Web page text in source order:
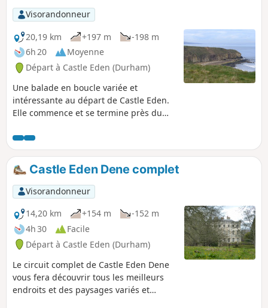
Visorandonneur
20,19 km
+197 m
-198 m
6h 20
Moyenne
Départ à Castle Eden (Durham)
Une balade en boucle variée et
intéressante au départ de Castle Eden.
Elle commence et se termine près du
bière et sa bonne cuisine. Explore les
vallons moins connus au sud du village
en empruntant l'ancienne voie ferrée,
aujourd'hui transformée en chemin
équestre et intégrée au réseau cyclable
national. Traverse le sentier côtier vers
le nord avant de descendre vers la
plage, puis reviens par le Castle Eden
Dene, plus connu.
Castle Eden Dene complet
Visorandonneur
14,20 km
+154 m
-152 m
4h 30
Facile
Départ à Castle Eden (Durham)
Le circuit complet de Castle Eden Dene
vous fera découvrir tous les meilleurs
endroits et des paysages variés et